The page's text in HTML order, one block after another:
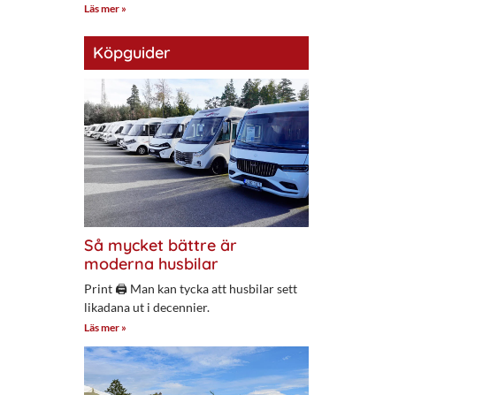
Läs mer »
Köpguider
Så mycket bättre är
moderna husbilar
Print 🖨 Man kan tycka att husbilar sett
likadana ut i decennier.
Läs mer »